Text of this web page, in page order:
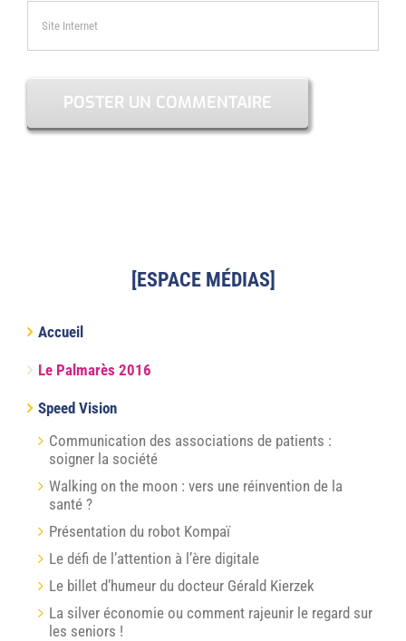
[ESPACE MÉDIAS]
Accueil
Le Palmarès 2016
Speed Vision
Communication des associations de patients :
soigner la société
Walking on the moon : vers une réinvention de la
santé ?
Présentation du robot Kompaï
Le défi de l’attention à l’ère digitale
Le billet d’humeur du docteur Gérald Kierzek
La silver économie ou comment rajeunir le regard sur
les seniors !